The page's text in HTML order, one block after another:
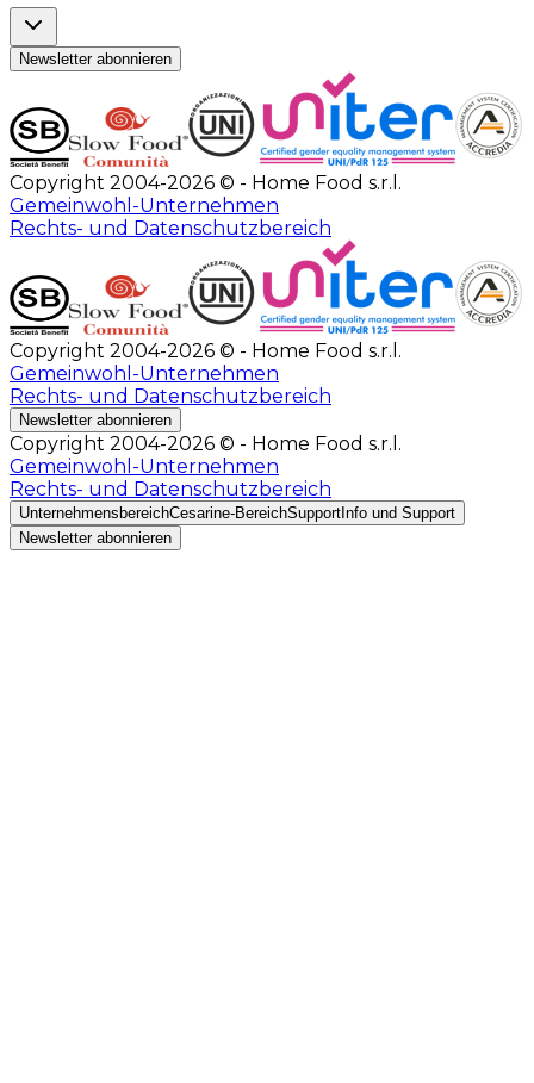
Newsletter abonnieren
Copyright 2004-2026 © - Home Food s.r.l.
Gemeinwohl-Unternehmen
Rechts- und Datenschutzbereich
Copyright 2004-2026 © - Home Food s.r.l.
Gemeinwohl-Unternehmen
Rechts- und Datenschutzbereich
Newsletter abonnieren
Copyright 2004-2026 © - Home Food s.r.l.
Gemeinwohl-Unternehmen
Rechts- und Datenschutzbereich
UnternehmensbereichCesarine-BereichSupport Info und Support
Newsletter abonnieren